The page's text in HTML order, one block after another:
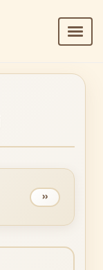
Aç/
››